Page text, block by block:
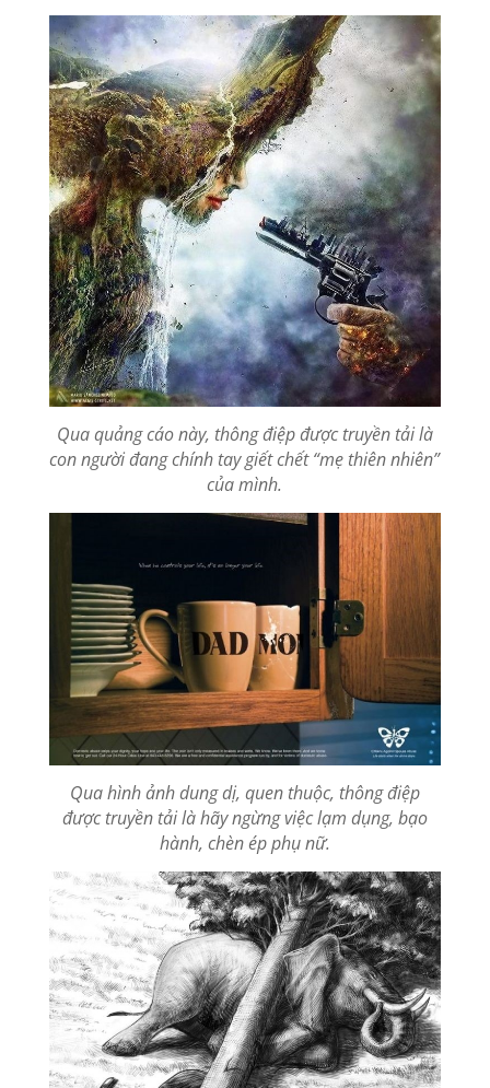
Qua quảng cáo này, thông điệp được truyền tải là
con người đang chính tay giết chết “mẹ thiên nhiên”
của mình.
Qua hình ảnh dung dị, quen thuộc, thông điệp
được truyền tải là hãy ngừng việc lạm dụng, bạo
hành, chèn ép phụ nữ.